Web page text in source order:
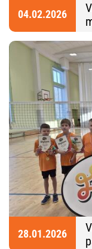
04.02.2026
28.01.2026